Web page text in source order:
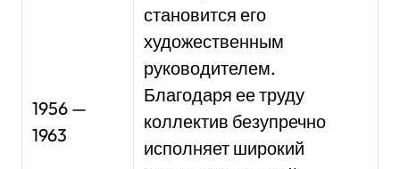
1956 —
1963
становится его
художественным
руководителем.
Благодаря ее труду
коллектив безупречно
исполняет широкий